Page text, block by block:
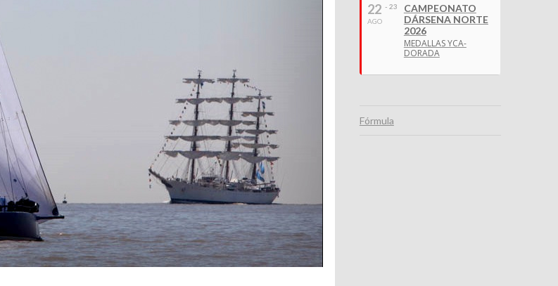
22
AGO
- 23
CAMPEONATO
DÁRSENA NORTE
2026
MEDALLAS YCA-
DORADA
Fórmula